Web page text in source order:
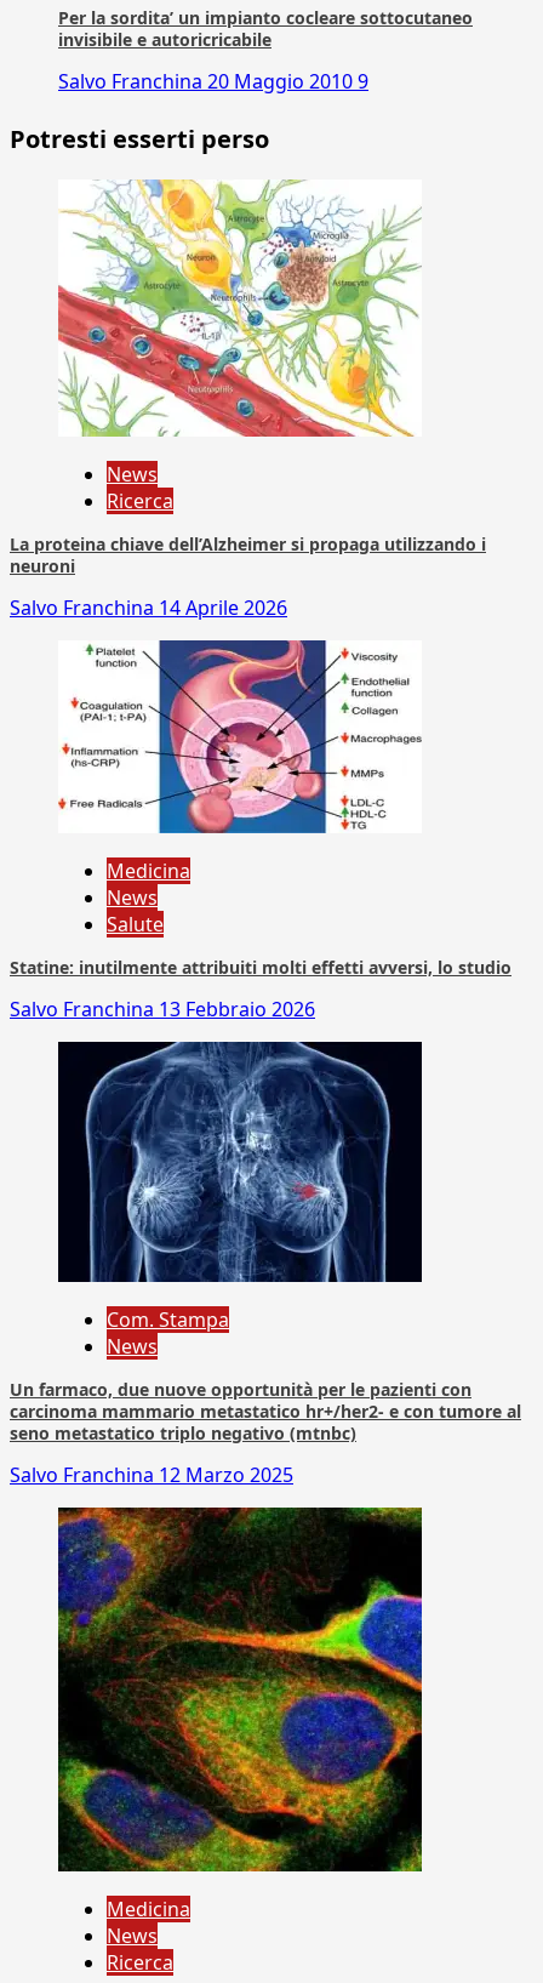
Per la sordita’ un impianto cocleare sottocutaneo
invisibile e autoricricabile
Salvo Franchina 20 Maggio 20109
Potresti esserti perso
News
Ricerca
La proteina chiave dell’Alzheimer si propaga utilizzando i
neuroni
Salvo Franchina 14 Aprile 2026
Medicina
News
Salute
Statine: inutilmente attribuiti molti effetti avversi, lo studio
Salvo Franchina 13 Febbraio 2026
Com. Stampa
News
Un farmaco, due nuove opportunità per le pazienti con
carcinoma mammario metastatico hr+/her2- e con tumore al
seno metastatico triplo negativo (mtnbc)
Salvo Franchina 12 Marzo 2025
Medicina
News
Ricerca